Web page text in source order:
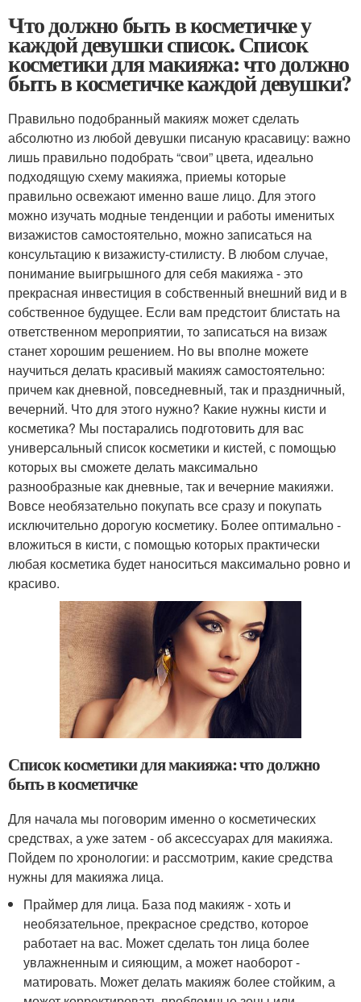
Что должно быть в косметичке у
каждой девушки список. Список
косметики для макияжа: что должно
быть в косметичке каждой девушки?
Правильно подобранный макияж может сделать
абсолютно из любой девушки писаную красавицу: важно
лишь правильно подобрать “свои” цвета, идеально
подходящую схему макияжа, приемы которые
правильно освежают именно ваше лицо. Для этого
можно изучать модные тенденции и работы именитых
визажистов самостоятельно, можно записаться на
консультацию к визажисту-стилисту. В любом случае,
понимание выигрышного для себя макияжа - это
прекрасная инвестиция в собственный внешний вид и в
собственное будущее. Если вам предстоит блистать на
ответственном мероприятии, то записаться на визаж
станет хорошим решением. Но вы вполне можете
научиться делать красивый макияж самостоятельно:
причем как дневной, повседневный, так и праздничный,
вечерний. Что для этого нужно? Какие нужны кисти и
косметика? Мы постарались подготовить для вас
универсальный список косметики и кистей, с помощью
которых вы сможете делать максимально
разнообразные как дневные, так и вечерние макияжи.
Вовсе необязательно покупать все сразу и покупать
исключительно дорогую косметику. Более оптимально -
вложиться в кисти, с помощью которых практически
любая косметика будет наноситься максимально ровно и
красиво.
Список косметики для макияжа: что должно
быть в косметичке
Для начала мы поговорим именно о косметических
средствах, а уже затем - об аксессуарах для макияжа.
Пойдем по хронологии: и рассмотрим, какие средства
нужны для макияжа лица.
Праймер для лица. База под макияж - хоть и
необязательное, прекрасное средство, которое
работает на вас. Может сделать тон лица более
увлажненным и сияющим, а может наоборот -
матировать. Может делать макияж более стойким, а